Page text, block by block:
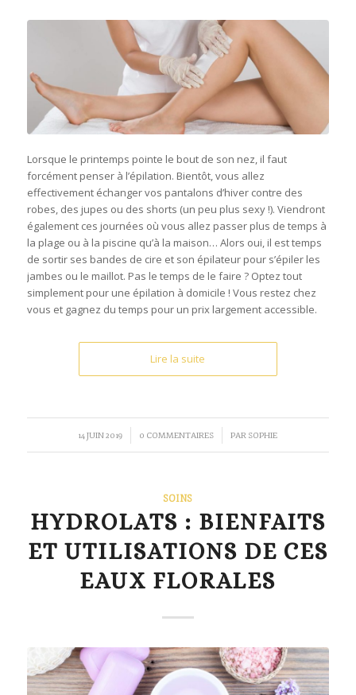
Lorsque le printemps pointe le bout de son nez, il faut
forcément penser à l’épilation. Bientôt, vous allez
effectivement échanger vos pantalons d’hiver contre des
robes, des jupes ou des shorts (un peu plus sexy !). Viendront
également ces journées où vous allez passer plus de temps à
la plage ou à la piscine qu’à la maison… Alors oui, il est temps
de sortir ses bandes de cire et son épilateur pour s’épiler les
jambes ou le maillot. Pas le temps de le faire ? Optez tout
simplement pour une épilation à domicile ! Vous restez chez
vous et gagnez du temps pour un prix largement accessible.
Lire la suite
14 JUIN 2019
/ 0 COMMENTAIRES
/ PAR SOPHIE
SOINS
HYDROLATS : BIENFAITS
ET UTILISATIONS DE CES
EAUX FLORALES